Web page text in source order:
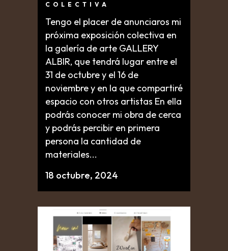
COLECTIVA
Tengo el placer de anunciaros mi
próxima exposición colectiva en
la galería de arte GALLERY
ALBIR, que tendrá lugar entre el
31 de octubre y el 16 de
noviembre y en la que compartiré
espacio con otros artistas En ella
podrás conocer mi obra de cerca
y podrás percibir en primera
persona la cantidad de
materiales...
18 octubre, 2024